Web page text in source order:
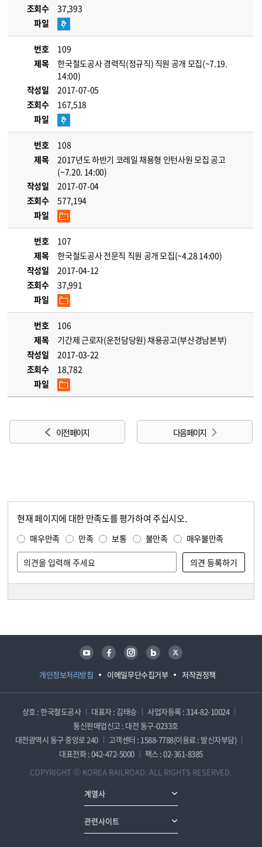
조회수
37,393
파일
번호
109
제목
한국철도공사 경력직(정규직) 직원 공개 모집(~7.19.
14:00)
작성일
2017-07-05
조회수
167,518
파일
번호
108
제목
2017년도 하반기 코레일 채용형 인턴사원 모집 공고
(~7.20. 14:00)
작성일
2017-07-04
조회수
577,194
파일
번호
107
제목
한국철도공사 전문직 직원 공개 모집(~4.28 14:00)
작성일
2017-04-12
조회수
37,991
파일
번호
106
제목
기간제 근로자(운전담당원) 채용공고(부산경남본부)
작성일
2017-03-22
조회수
18,782
파일
이전 페이지 다음 페이지
현재 페이지에 대한 만족도를 평가하여 주십시오.
매우만족 만족 보통 불만족 매우불만족
개인정보처리방침 이메일무단수집거부 저작권정책
유튜브 페이스북 인스타그램 블로그 트위터
상호 : 한국철도공사 대표자 : 김태승
사업자등록 : 314-82-10024
통신판매업신고 : 대전 동구-0233호
대전광역시 동구 중앙로 240
고객센터 : 1588-7788(이용료 : 발신자부담)
대표전화 : 042-472-5000
팩스 : 02-361-8385
COPYRIGHT ⓒ KOREA RAILROAD. ALL RIGHTS RESERVED.
계열사
관련사이트